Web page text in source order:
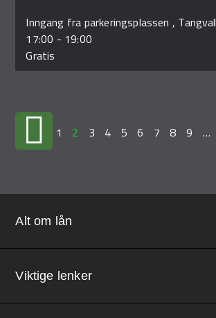
Inngang fra parkeringsplassen ,
17:00 - 19:00
Gratis
1 2 3 4 5 6 7 8 9 …
Alt om lån
Viktige lenker